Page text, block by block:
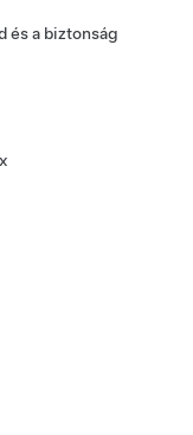
és a biztonság